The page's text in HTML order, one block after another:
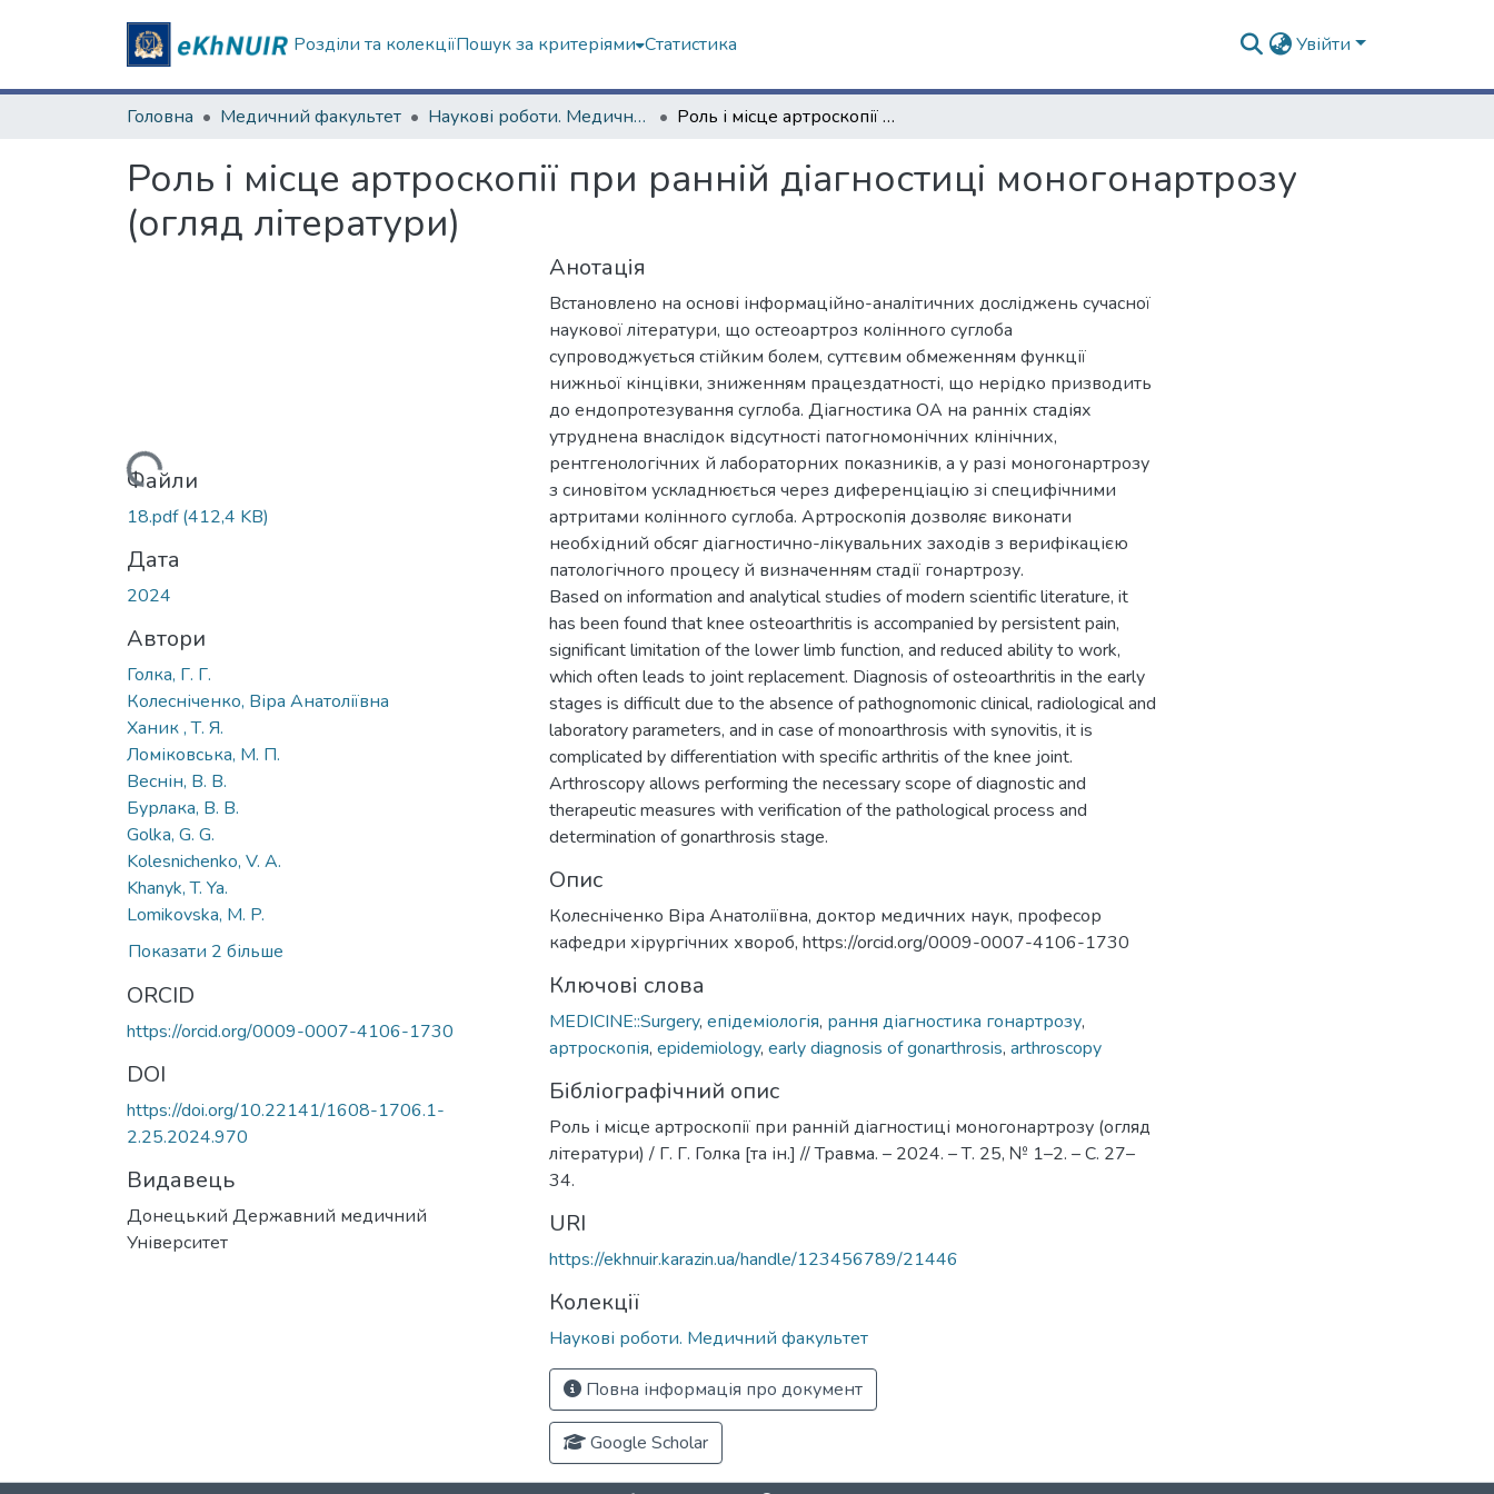
Розділи та колекціїПошук за критеріями Статистика Увійти
Головна Медичний факультет Наукові роботи. Медичний факультет Роль і місце артроскопії при ранній діагностиці моногонартрозу (огляд літератури)
Роль і місце артроскопії при ранній діагностиці моногонартрозу
(огляд літератури)
Вантажиться...
Файли
18.pdf(412,4 KB)
Дата
2024
Автори
Голка, Г. Г.
Колесніченко, Віра Анатоліївна
Ханик , Т. Я.
Ломіковська, М. П.
Веснін, В. В.
Бурлака, В. В.
Golka, G. G.
Kolesnichenko, V. A.
Khanyk, T. Ya.
Lomikovska, M. P.
Показати 2 більше
ORCID
https://orcid.org/0009-0007-4106-1730
DOI
https://doi.org/10.22141/1608-1706.1-
2.25.2024.970
Видавець
Донецький Державний медичний
Університет
Анотація
Встановлено на основі інформаційно-аналітичних досліджень сучасної
наукової літератури, що остеоартроз колінного суглоба
супроводжується стійким болем, суттєвим обмеженням функції
нижньої кінцівки, зниженням працездатності, що нерідко призводить
до ендопротезування суглоба. Діагностика ОА на ранніх стадіях
утруднена внаслідок відсутності патогномонічних клінічних,
рентгенологічних й лабораторних показників, а у разі моногонартрозу
з синовітом ускладнюється через диференціацію зі специфічними
артритами колінного суглоба. Артроскопія дозволяє виконати
необхідний обсяг діагностично-лікувальних заходів з верифікацією
патологічного процесу й визначенням стадії гонартрозу.
Based on information and analytical studies of modern scientific literature, it
has been found that knee osteoarthritis is accompanied by persistent pain,
significant limitation of the lower limb function, and reduced ability to work,
which often leads to joint replacement. Diagnosis of osteoarthritis in the early
stages is difficult due to the absence of pathognomonic clinical, radiological and
laboratory parameters, and in case of monoarthrosis with synovitis, it is
complicated by differentiation with specific arthritis of the knee joint.
Arthroscopy allows performing the necessary scope of diagnostic and
therapeutic measures with verification of the pathological process and
determination of gonarthrosis stage.
Опис
Колесніченко Віра Анатоліївна, доктор медичних наук, професор
кафедри хірургічних хвороб, https://orcid.org/0009-0007-4106-1730
Ключові слова
MEDICINE::Surgery, епідеміологія, рання діагностика гонартрозу,
артроскопія, epidemiology, early diagnosis of gonarthrosis, arthroscopy
Бібліографічний опис
Роль і місце артроскопії при ранній діагностиці моногонартрозу (огляд
літератури) / Г. Г. Голка [та ін.] // Травма. – 2024. – Т. 25, № 1–2. – С. 27–
34.
URI
https://ekhnuir.karazin.ua/handle/123456789/21446
Колекції
Наукові роботи. Медичний факультет
Повна інформація про документ
Google Scholar